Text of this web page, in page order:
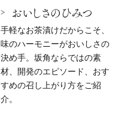
おいしさのひみつ
手軽なお茶漬けだからこそ、
味のハーモニーがおいしさの
決め手。坂角ならではの素
材、開発のエピソード、おす
すめの召し上がり方をご紹
介。